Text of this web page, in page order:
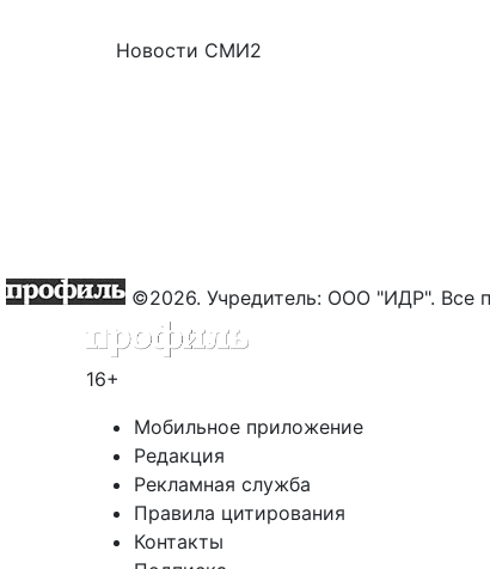
Новости СМИ2
©2026. Учредитель: ООО "ИДР". Все
16+
Мобильное приложение
Редакция
Рекламная служба
Правила цитирования
Контакты